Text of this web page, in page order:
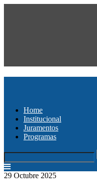
Home
Institucional
Juramentos
Programas
29 Octubre 2025